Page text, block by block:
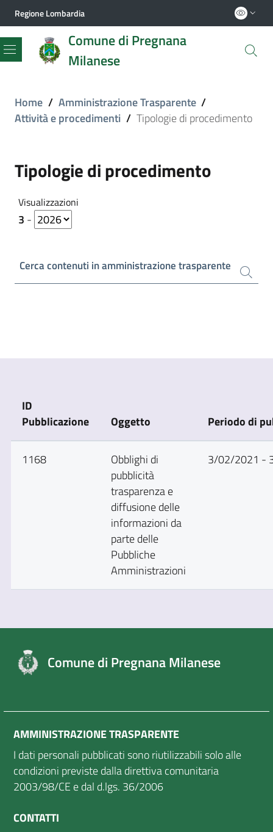
Regione Lombardia
Comune di Pregnana
Milanese
Menu
Home / Amministrazione Trasparente /
Attività e procedimenti / Tipologie di procedimento
Tipologie di procedimento
Visualizzazioni
3 -
Cerca contenuti in amministrazione trasparente
ID
Pubblicazione
Oggetto Periodo di
1168
Obblighi di
pubblicità
trasparenza e
diffusione delle
informazioni da
parte delle
Pubbliche
Amministrazioni
3/02/2021 -
Comune di Pregnana Milanese
AMMINISTRAZIONE TRASPARENTE
I dati personali pubblicati sono riutilizzabili solo alle
condizioni previste dalla direttiva comunitaria
2003/98/CE e dal d.lgs. 36/2006
CONTATTI